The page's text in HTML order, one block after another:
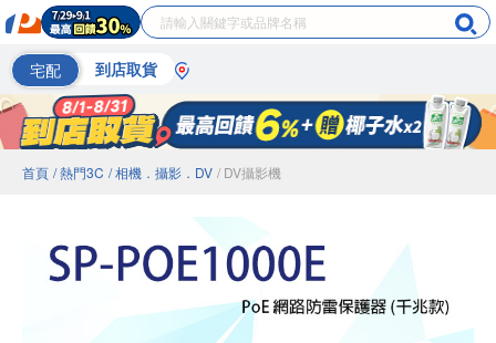
宅配 到店取貨
首頁 / 熱門3C / 相機．攝影．DV / DV攝影機